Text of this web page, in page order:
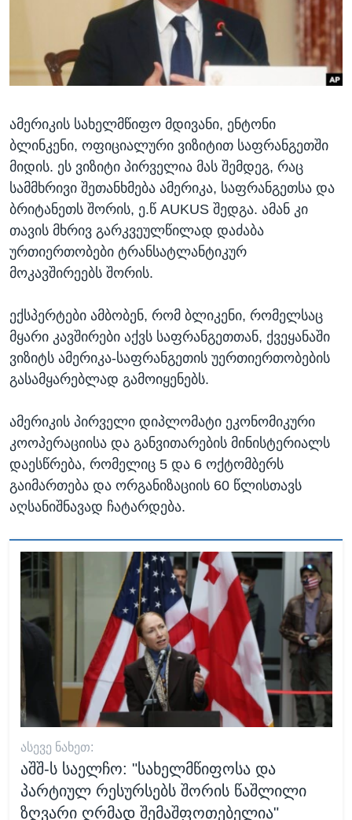
ᲡᲢᲣᲓᲘᲐ ᲕᲐᲨᲘᲜᲒᲢᲝᲜᲘ
ᲯᲐᲜᲛᲠᲗᲔᲚᲝᲑᲐ
ᲛᲔᲪᲜᲘᲔᲠᲔᲑᲐ
ᲙᲣᲚᲢᲣᲠᲐ
ᲒᲐᲚᲘᲚᲔᲝ
ᲓᲔᲖᲘᲜᲤᲝᲠᲛᲐᲪᲘᲐ
Learning English
ᲗᲕᲐᲚᲘ ᲒᲕᲐᲓᲔᲕᲜᲔᲗ
ენები
ამერიკის სახელმწიფო მდივანი, ენტონი
ბლინკენი, ოფიციალური ვიზიტით საფრანგეთში
მიდის. ეს ვიზიტი პირველია მას შემდეგ, რაც
სამმხრივი შეთანხმება ამერიკა, საფრანგეთსა და
ბრიტანეთს შორის, ე.წ AUKUS შედგა. ამან კი
თავის მხრივ გარკვეულწილად დაძაბა
ურთიერთობები ტრანსატლანტიკურ
მოკავშირეებს შორის.
ექსპერტები ამბობენ, რომ ბლიკენი, რომელსაც
მყარი კავშირები აქვს საფრანგეთთან, ქვეყანაში
ვიზიტს ამერიკა-საფრანგეთის უერთიერთობების
გასამყარებლად გამოიყენებს.
ამერიკის პირველი დიპლომატი ეკონომიკური
კოოპერაციისა და განვითარების მინისტერიალს
დაესწრება, რომელიც 5 და 6 ოქტომბერს
გაიმართება და ორგანიზაციის 60 წლისთავს
აღსანიშნავად ჩატარდება.
ᲐᲡᲔᲕᲔ ᲜᲐᲮᲔᲗ:
აშშ-ს საელჩო: "სახელმწიფოსა და
პარტიულ რესურსებს შორის წაშლილი
ზღვარი ღრმად შემაშფოთებელია"